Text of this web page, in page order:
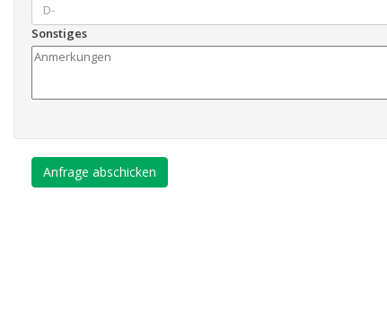
Sonstiges